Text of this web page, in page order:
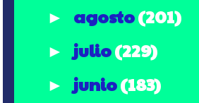
► agosto(201)
► julio(229)
► junio(183)